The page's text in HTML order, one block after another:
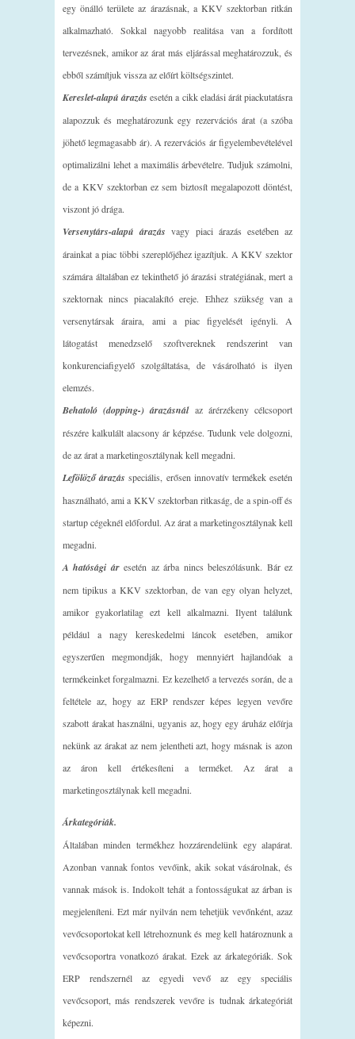
egy önálló területe az árazásnak, a KKV szektorban ritkán
alkalmazható. Sokkal nagyobb realitása van a fordított
tervezésnek, amikor az árat más eljárással meghatározzuk, és
ebből számítjuk vissza az előírt költségszintet.
Kereslet-alapú árazás esetén a cikk eladási árát piackutatásra
alapozzuk és meghatározunk egy rezervációs árat (a szóba
jöhető legmagasabb ár). A rezervációs ár figyelembevételével
optimalizálni lehet a maximális árbevételre. Tudjuk számolni,
de a KKV szektorban ez sem biztosít megalapozott döntést,
viszont jó drága.
Versenytárs-alapú árazás vagy piaci árazás esetében az
árainkat a piac többi szereplőjéhez igazítjuk. A KKV szektor
számára általában ez tekinthető jó árazási stratégiának, mert a
szektornak nincs piacalakító ereje. Ehhez szükség van a
versenytársak áraira, ami a piac figyelését igényli. A
látogatást menedzselő szoftvereknek rendszerint van
konkurenciafigyelő szolgáltatása, de vásárolható is ilyen
elemzés.
Behatoló (dopping-) árazásnálaz árérzékeny célcsoport
részére kalkulált alacsony ár képzése. Tudunk vele dolgozni,
de az árat a marketingosztálynak kell megadni.
Lefölöző árazás speciális, erősen innovatív termékek esetén
használható, ami a KKV szektorban ritkaság, de a spin-off és
startup cégeknél előfordul. Az árat a marketingosztálynak kell
megadni.
A hatósági áresetén az árba nincs beleszólásunk. Bár ez
nem tipikus a KKV szektorban, de van egy olyan helyzet,
amikor gyakorlatilag ezt kell alkalmazni. Ilyent találunk
például a nagy kereskedelmi láncok esetében, amikor
egyszerűen megmondják, hogy mennyiért hajlandóak a
termékeinket forgalmazni. Ez kezelhető a tervezés során, de a
feltétele az, hogy az ERP rendszer képes legyen vevőre
szabott árakat használni, ugyanis az, hogy egy áruház előírja
nekünk az árakat az nem jelentheti azt, hogy másnak is azon
az áron kell értékesíteni a terméket. Az árat a
marketingosztálynak kell megadni.
Árkategóriák.
Általában minden termékhez hozzárendelünk egy alapárat.
Azonban vannak fontos vevőink, akik sokat vásárolnak, és
vannak mások is. Indokolt tehát a fontosságukat az árban is
megjeleníteni. Ezt már nyilván nem tehetjük vevőnként, azaz
vevőcsoportokat kell létrehoznunk és meg kell határoznunk a
vevőcsoportra vonatkozó árakat. Ezek az árkategóriák. Sok
ERP rendszernél az egyedi vevő az egy speciális
vevőcsoport, más rendszerek vevőre is tudnak árkategóriát
képezni.